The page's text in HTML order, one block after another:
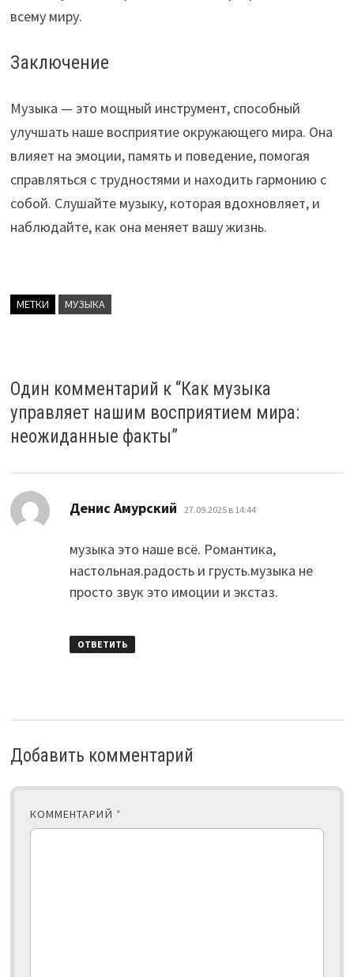
всему миру.
Заключение
Музыка — это мощный инструмент, способный
улучшать наше восприятие окружающего мира. Она
влияет на эмоции, память и поведение, помогая
справляться с трудностями и находить гармонию с
собой. Слушайте музыку, которая вдохновляет, и
наблюдайте, как она меняет вашу жизнь.
МЕТКИ МУЗЫКА
Один комментарий к “Как музыка
управляет нашим восприятием мира:
неожиданные факты”
Денис Амурский 27.09.2025 в 14:44
музыка это наше всё. Романтика,
настольная.радость и грусть.музыка не
просто звук это имоции и экстаз.
ОТВЕТИТЬ
Добавить комментарий
КОММЕНТАРИЙ *